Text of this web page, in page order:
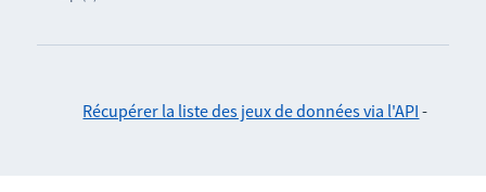
Récupérer la liste des jeux de données via l'API -